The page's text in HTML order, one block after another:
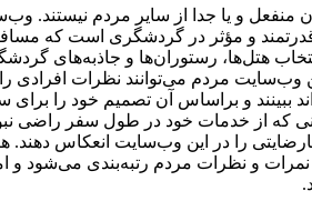
منفعل و یا جدا از سایر مردم نیستند.
قدرتمند و مؤثر در گردشگری است که
هتل‌ها، رستوران‌ها و جاذبه‌های
وب‌سایت مردم می‌توانند نظرات افرادی
ببینند و براساس آن تصمیم خود را برای
که از خدمات خود در طول سفر راضی
را در این وب‌سایت انعکاس دهند.
و نظرات مردم رتبه‌بندی می‌شود و